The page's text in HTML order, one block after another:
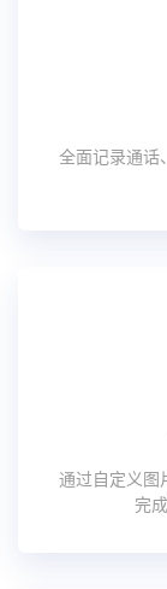
全面记录通话
通过自定义图
完